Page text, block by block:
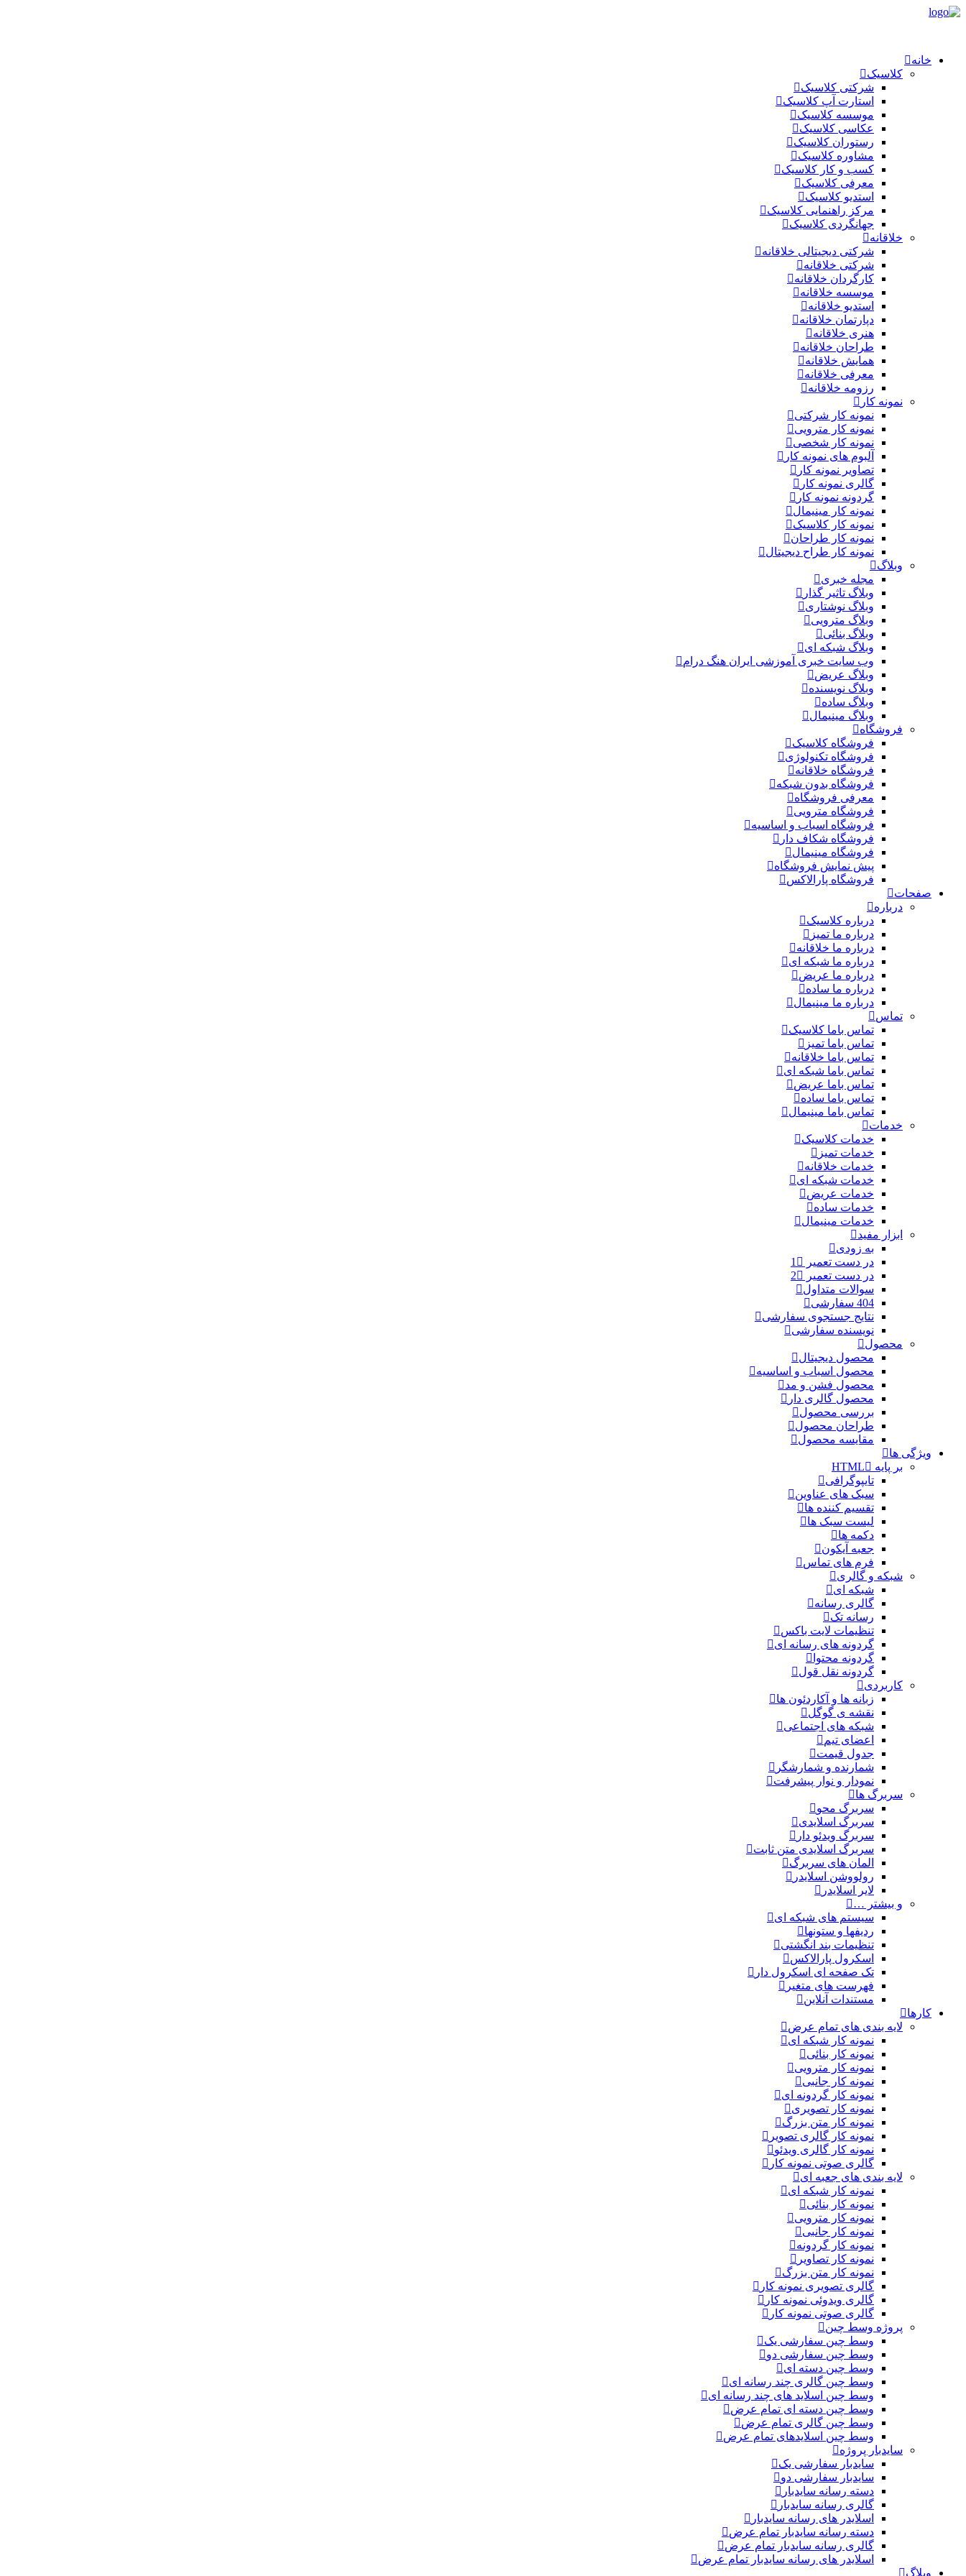
خانه
کلاسیک
شرکتی کلاسیک
استارت آپ کلاسیک
موسسه کلاسیک
عکاسی کلاسیک
رستوران کلاسیک
مشاوره کلاسیک
کسب و کار کلاسیک
معرفی کلاسیک
استدیو کلاسیک
مرکز راهنمایی کلاسیک
جهانگردی کلاسیک
خلاقانه
شرکتی دیجیتالی خلاقانه
شرکتی خلاقانه
کارگردان خلاقانه
موسسه خلاقانه
استدیو خلاقانه
دپارتمان خلاقانه
هنری خلاقانه
طراحان خلاقانه
همایش خلاقانه
معرفی خلاقانه
رزومه خلاقانه
نمونه کار
نمونه کار شرکتی
نمونه کار مترویی
نمونه کار شخصی
آلبوم های نمونه کار
تصاویر نمونه کار
گالری نمونه کار
گردونه نمونه کار
نمونه کار مینیمال
نمونه کار کلاسیک
نمونه کار طراحان
نمونه کار طراح دیجیتال
وبلاگ
مجله خبری
وبلاگ تاثیر گذار
وبلاگ نوشتاری
وبلاگ مترویی
وبلاگ بنائی
وبلاگ شبکه ای
وب سایت خبری آموزشی ایران هنگ درام
وبلاگ عریض
وبلاگ نویسنده
وبلاگ ساده
وبلاگ مینیمال
فروشگاه
فروشگاه کلاسیک
فروشگاه تکنولوژی
فروشگاه خلاقانه
فروشگاه بدون شبکه
معرفی فروشگاه
فروشگاه مترویی
فروشگاه اسباب و اساسیه
فروشگاه شکاف دار
فروشگاه مینیمال
پیش نمایش فروشگاه
فروشگاه پارالاکس
صفحات
درباره
درباره کلاسیک
درباره ما تمیز
درباره ما خلاقانه
درباره ما شبکه ای
درباره ما عریض
درباره ما ساده
درباره ما مینیمال
تماس
تماس باما کلاسیک
تماس باما تمیز
تماس باما خلاقانه
تماس باما شبکه ای
تماس باما عریض
تماس باما ساده
تماس باما مینیمال
خدمات
خدمات کلاسیک
خدمات تمیز
خدمات خلاقانه
خدمات شبکه ای
خدمات عریض
خدمات ساده
خدمات مینیمال
ابزار مفید
به زودی
در دست تعمیر 1
در دست تعمیر 2
سوالات متداول
404 سفارشی
نتایج جستجوی سفارشی
نویسنده سفارشی
محصول
محصول دیجیتال
محصول اسباب و اساسیه
محصول فشن و مد
محصول گالری دار
بررسی محصول
طراحان محصول
مقایسه محصول
ویژگی ها
بر پایه HTML
تایپوگرافی
سبک های عناوین
تقسیم کننده ها
لیست سبک ها
دکمه ها
جعبه آیکون
فرم های تماس
شبکه و گالری
شبکه ای
گالری رسانه
رسانه تک
تنظیمات لایت باکس
گردونه های رسانه ای
گردونه محتوا
گردونه نقل قول
کاربردی
زبانه ها و آکاردئون ها
نقشه ی گوگل
شبکه های اجتماعی
اعضای تیم
جدول قیمت
شمارنده و شمارشگر
نمودار و نوار پیشرفت
سربرگ ها
سربرگ محو
سربرگ اسلایدی
سربرگ ویدئو دار
سربرگ اسلایدی متن ثابت
المان های سربرگ
رولووشن اسلایدر
لایر اسلایدر
و بیشتر …
سیستم های شبکه ای
ردیفها و ستونها
تنظیمات بند انگشتی
اسکرول پارالاکس
تک صفحه ای اسکرول دار
فهرست های متغیر
مستندات آنلاین
کارها
لایه بندی های تمام عرض
نمونه کار شبکه ای
نمونه کار بنائی
نمونه کار مترویی
نمونه کار جانبی
نمونه کار گردونه ای
نمونه کار تصویری
نمونه کار متن بزرگ
نمونه کار گالری تصویر
نمونه کار گالری ویدئو
گالری صوتی نمونه کار
لایه بندی های جعبه ای
نمونه کار شبکه ای
نمونه کار بنائی
نمونه کار مترویی
نمونه کار جانبی
نمونه کار گردونه
نمونه کار تصاویر
نمونه کار متن بزرگ
گالری تصویری نمونه کار
گالری ویدوئی نمونه کار
گالری صوتی نمونه کار
پروژه وسط چین
وسط چین سفارشی یک
وسط چین سفارشی دو
وسط چین دسته ای
وسط چین گالری چند رسانه ای
وسط چین اسلاید های چند رسانه ای
وسط چین دسته ای تمام عرض
وسط چین گالری تمام عرض
وسط چین اسلایدهای تمام عرض
سایدبار پروژه
سایدبار سفارشی یک
سایدبار سفارشی دو
دسته رسانه سایدبار
گالری رسانه سایدبار
اسلایدر های رسانه سایدبار
دسته رسانه سایدبار تمام عرض
گالری رسانه سایدبار تمام عرض
اسلایدر های رسانه سایدبار تمام عرض
وبلاگ